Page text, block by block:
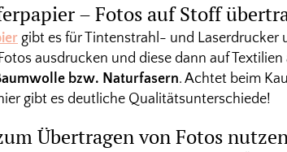
– Fotos auf Stoff
gibt es für Tintenstrahl- und Laserdrucker
ausdrucken und diese dann auf
bzw. Naturfasern. Achtet beim
gibt es deutliche Qualitätsunterschiede!
Übertragen von Fotos